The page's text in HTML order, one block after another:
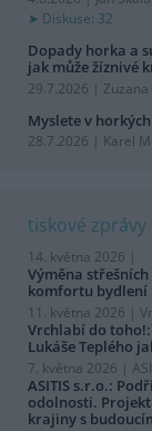
Diskuse: 32
Dopady horka a
jak může žíznivé
29.7.2026 | Zuzana
Myslete v
28.7.2026 | Karel
tiskové zprávy
14. května 2026 |
Výměna
komfortu bydlení
11. května 2026 |
Vrchlabí do
Lukáše Teplého
7. května 2026 |
ASITIS s.r.o.:
odolnosti.
krajiny s